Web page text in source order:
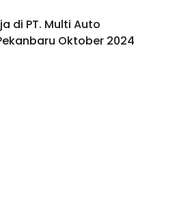
di PT. Multi Auto
Oktober 2024